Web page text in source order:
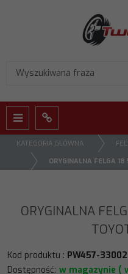
Menu Panel
KATEGORIA GŁÓWNA
ORYGINALNA FELGA
ORYGINALNA
Kod produktu : PW457-
Dostępność: w magazynie (